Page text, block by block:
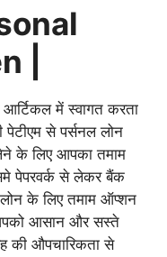
|
में स्वागत करता
पेटीएम से पर्सनल लोन
के लिए आपका तमाम
पेपरवर्क से लेकर बैंक
लोन के लिए तमाम ऑप्शन
आसान और सस्ते
की औपचारिकता से